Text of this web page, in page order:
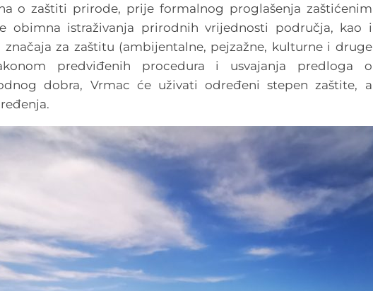
o zaštiti prirode, prije formalnog proglašenja zaštićenim
obimna istraživanja prirodnih vrijednosti područja, kao i
za zaštitu (ambijentalne, pejzažne, kulturne i druge
predviđenih procedura i usvajanja predloga o
dobra, Vrmac će uživati određeni stepen zaštite, a